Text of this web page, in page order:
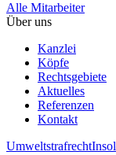
Alle Mitarbeiter
Über uns
Kanzlei
Köpfe
Rechtsgebiete
Aktuelles
Referenzen
Kontakt
Umweltstrafrecht